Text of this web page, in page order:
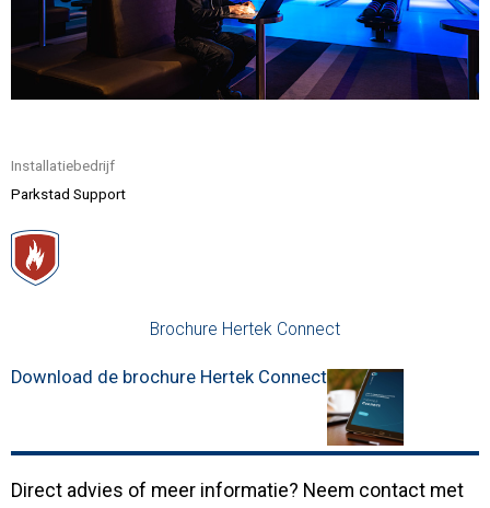
Werken bij Hertek
Contact
Installatiebedrijf
Parkstad Support
Brochure Hertek Connect
Download de brochure Hertek Connect
Direct advies of meer informatie? Neem contact met